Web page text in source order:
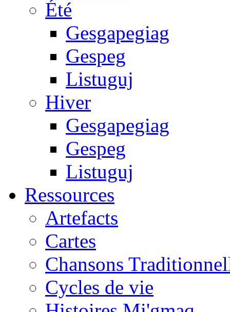
Été
Gesgapegiag
Gespeg
Listuguj
Hiver
Gesgapegiag
Gespeg
Listuguj
Ressources
Artefacts
Cartes
Chansons
Cycles de vie